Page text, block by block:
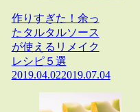
作りすぎた！余っ
たタルタルソース
が使えるリメイク
レシピ５選
2019.04.022019.07.04